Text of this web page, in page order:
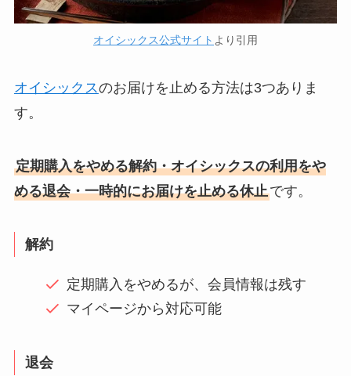
オイシックス公式サイト より引用
オイシックスのお届けを止める方法は3つありま
す。
定期購入をやめる解約・オイシックスの利用をや
める退会・一時的にお届けを止める休止です。
解約
定期購入をやめるが、会員情報は残す
マイページから対応可能
退会